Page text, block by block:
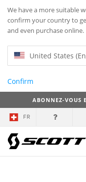
We have a more suitable
confirm your country to
and even purchase online.
United States
Confirm
ABONNEZ-VOUS
FR